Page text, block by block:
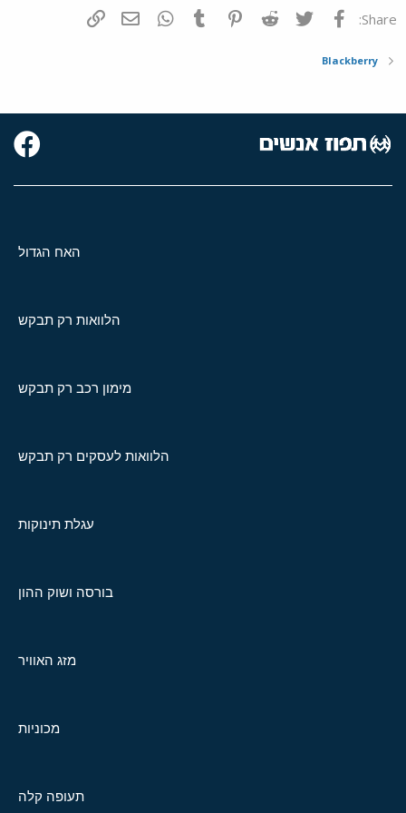
Share: פייסבוק Twitter
Reddit
Pinterest
Tumblr
WhatsAppדואר אלקטרוני
Blackberry
האח הגדול
הלוואות רק תבקש
מימון רכב רק תבקש
הלוואות לעסקים רק תבקש
עגלת תינוקות
בורסה ושוק ההון
מזג האוויר
מכוניות
תעופה קלה